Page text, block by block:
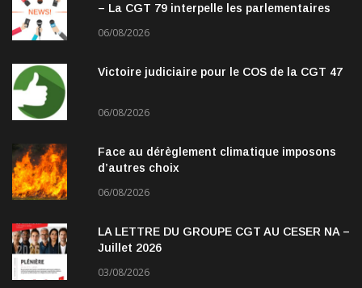
– La CGT 79 interpelle les parlementaires
06/08/2026
Victoire judiciaire pour le COS de la CGT 47
06/08/2026
Face au dérèglement climatique imposons
d’autres choix
06/08/2026
LA LETTRE DU GROUPE CGT AU CESER NA –
Juillet 2026
03/08/2026